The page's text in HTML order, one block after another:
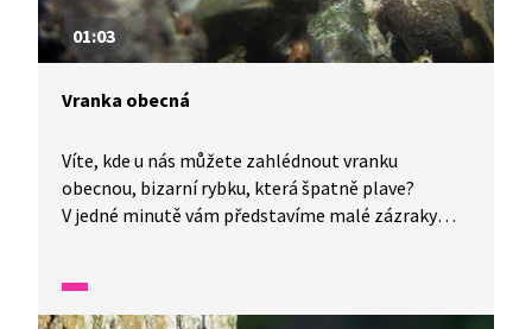
01:03
Vranka obecná
Víte, kde u nás můžete zahlédnout vranku
obecnou, bizarní rybku, která špatně plave?
V jedné minutě vám představíme malé zázraky